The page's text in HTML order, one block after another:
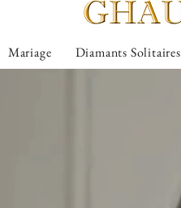
Mariage Diamants Solitaires